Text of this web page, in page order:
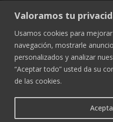
Valoramos tu
Usamos cookies para
navegación, mostrarle
personalizados y analizar
“Aceptar todo” usted da su
de las cookies.
12-13 place de la